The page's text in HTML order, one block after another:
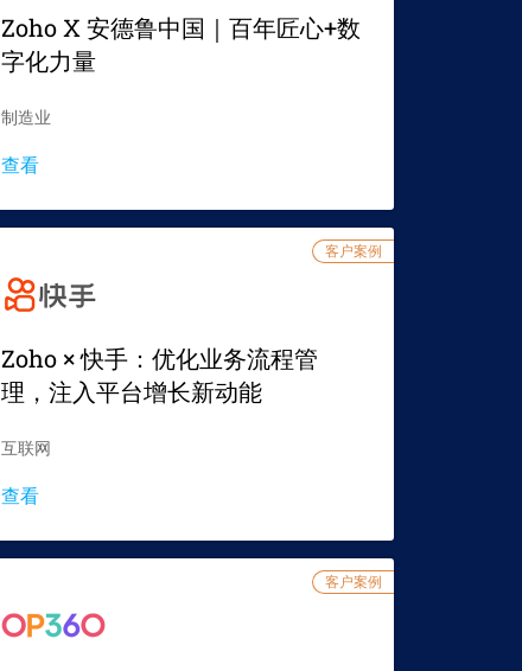
Zoho X 安德鲁中国｜百年匠心+数
字化力量
制造业
查看
客户案例
Zoho × 快手：优化业务流程管
理，注入平台增长新动能
互联网
查看
客户案例